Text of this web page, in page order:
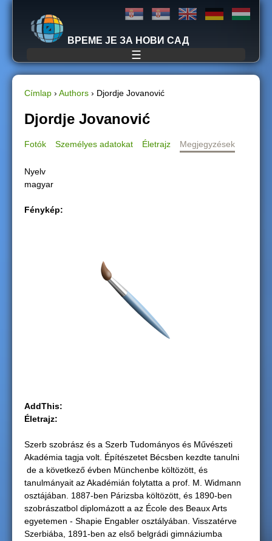
Jump to navigation
ВРЕМЕ ЈЕ ЗА НОВИ САД
☰
J
e
e
n
y
Címlap › Authors › Djordje Jovanović
Djordje Jovanović
Fotók Személyes adatokat Életrajz Megjegyzések
Nyelv
magyar
Fénykép:
AddThis:
Életrajz:
Szerb szobrász és a Szerb Tudományos és Művészeti
Akadémia tagja volt. Építészetet Bécsben kezdte tanulni
de a következő évben Münchenbe költözött, és
tanulmányait az Akadémián folytatta a prof. M. Widmann
osztájában. 1887-ben Párizsba költözött, és 1890-ben
szobrászatbol diplomázott a az École des Beaux Arts
egyetemen - Shapie Engabler osztályában. Visszatérve
Szerbiába, 1891-ben az első belgrádi gimnáziumba